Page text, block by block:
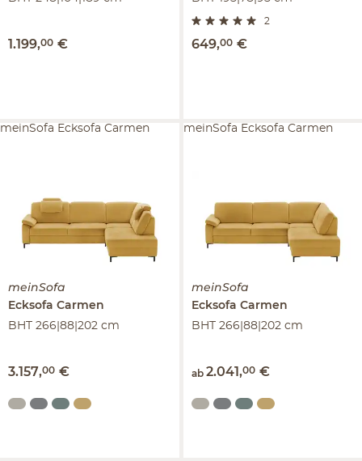
1.199,00 €
2
649,00 €
meinSofa
Ecksofa Carmen
BHT 266|88|202 cm
3.157,00 €
meinSofa Ecksofa Carmen
meinSofa
Ecksofa Carmen
BHT 266|88|202 cm
ab 2.041,00 €
meinSofa Ecksofa Carmen